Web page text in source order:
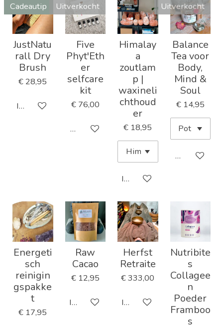
Cadeautip
JustNatu
rall Dry
Brush
€ 28,95
In winkelwagen
Uitverkocht
Five
Phyt'Eth
er
selfcare
kit
€ 76,00
Houd mij op de hoogte
Himalay
a
zoutlam
p |
waxineli
chthoud
er
€ 18,95
In winkelwagen
Uitverkocht
Balance
Tea voor
Body,
Mind &
Soul
€ 14,95
Houd mij op
Energeti
sch
reinigin
gspakke
t
€ 17,95
Raw
Cacao
€ 12,95
In winkelwagen
Herfst
Retraite
€ 333,00
In winkelwagen
Nutribite
s
Collagee
n
Poeder
Framboo
s